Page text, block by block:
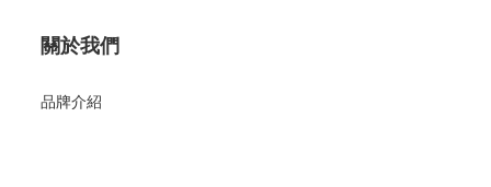
關於我們
品牌介紹